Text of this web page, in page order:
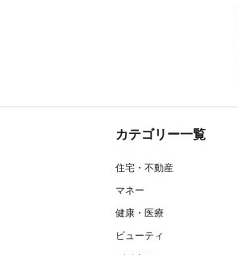
カテゴリー一覧
住宅・不動産
マネー
健康・医療
ビューティ